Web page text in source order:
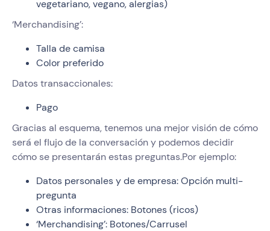
vegetariano, vegano, alergias)
‘Merchandising’:
Talla de camisa
Color preferido
Datos transaccionales:
Pago
Gracias al esquema, tenemos una mejor visión de cómo
será el flujo de la conversación y podemos decidir
cómo se presentarán estas preguntas.Por ejemplo:
Datos personales y de empresa: Opción multi-
pregunta
Otras informaciones: Botones (ricos)
‘Merchandising’: Botones/Carrusel